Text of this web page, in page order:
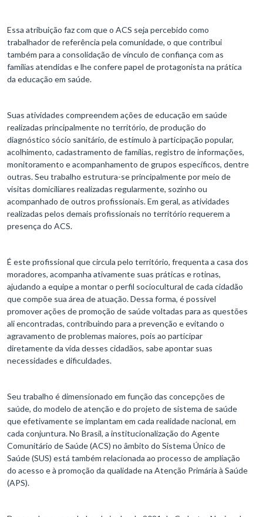
Essa atribuição faz com que o ACS seja percebido como
trabalhador de referência pela comunidade, o que contribui
também para a consolidação de vínculo de confiança com as
famílias atendidas e lhe confere papel de protagonista na prática
da educação em saúde.
Suas atividades compreendem ações de educação em saúde
realizadas principalmente no território, de produção do
diagnóstico sócio sanitário, de estímulo à participação popular,
acolhimento, cadastramento de famílias, registro de informações,
monitoramento e acompanhamento de grupos específicos, dentre
outras. Seu trabalho estrutura-se principalmente por meio de
visitas domiciliares realizadas regularmente, sozinho ou
acompanhado de outros profissionais. Em geral, as atividades
realizadas pelos demais profissionais no território requerem a
presença do ACS.
É este profissional que circula pelo território, frequenta a casa dos
moradores, acompanha ativamente suas práticas e rotinas,
ajudando a equipe a montar o perfil sociocultural de cada cidadão
que compõe sua área de atuação. Dessa forma, é possível
promover ações de promoção de saúde voltadas para as questões
ali encontradas, contribuindo para a prevenção e evitando o
agravamento de problemas maiores, pois ao participar
diretamente da vida desses cidadãos, sabe apontar suas
necessidades e dificuldades.
Seu trabalho é dimensionado em função das concepções de
saúde, do modelo de atenção e do projeto de sistema de saúde
que efetivamente se implantam em cada realidade nacional, em
cada conjuntura. No Brasil, a institucionalização do Agente
Comunitário de Saúde (ACS) no âmbito do Sistema Único de
Saúde (SUS) está também relacionada ao processo de ampliação
do acesso e à promoção da qualidade na Atenção Primária à Saúde
(APS).